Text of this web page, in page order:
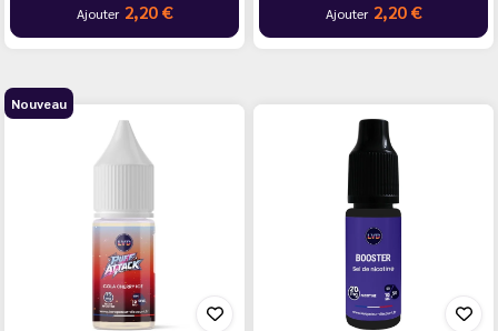
Ajouter 2,20 € Ajouter 2,20 €
Nouveau